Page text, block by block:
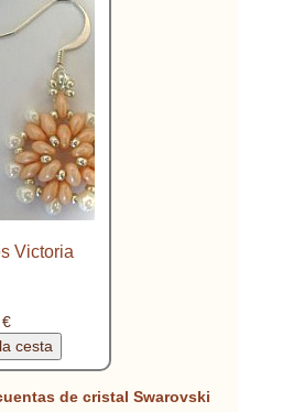
Victoria
de cristal Swarovski